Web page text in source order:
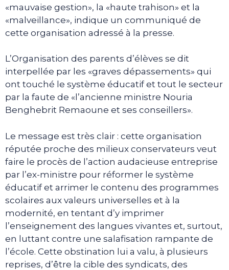
«mauvaise gestion», la «haute trahison» et la
«malveillance», indique un communiqué de
cette organisation adressé à la presse.
L’Organisation des parents d’élèves se dit
interpellée par les «graves dépassements» qui
ont touché le système éducatif et tout le secteur
par la faute de «l’ancienne ministre Nouria
Benghebrit Remaoune et ses conseillers».
Le message est très clair : cette organisation
réputée proche des milieux conservateurs veut
faire le procès de l’action audacieuse entreprise
par l’ex-ministre pour réformer le système
éducatif et arrimer le contenu des programmes
scolaires aux valeurs universelles et à la
modernité, en tentant d’y imprimer
l’enseignement des langues vivantes et, surtout,
en luttant contre une salafisation rampante de
l’école. Cette obstination lui a valu, à plusieurs
reprises, d’être la cible des syndicats, des